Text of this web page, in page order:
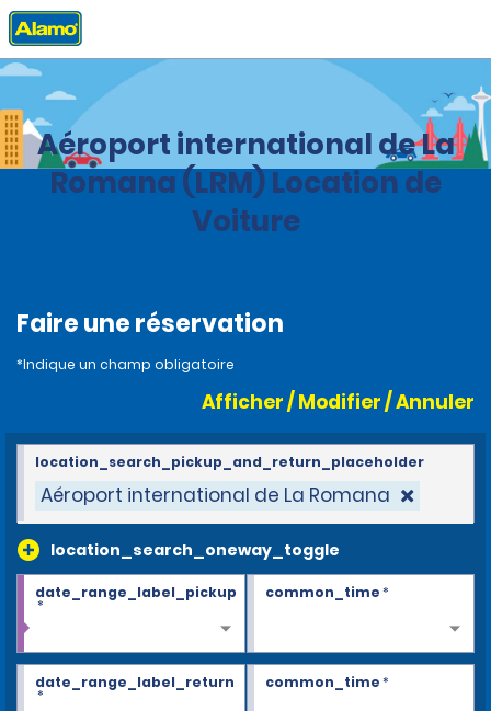
Accueil Agences
Aéroport international de La
Romana (LRM) Location de
Voiture
Faire une réservation
*Indique un champ obligatoire
Afficher / Modifier / Annuler
Aéroport international de La Romana
location_search_oneway_toggle
location_search_pickup_and_return_placeholder
date_range_label_pickup
*
common_time*
date_range_label_return
*
common_time*